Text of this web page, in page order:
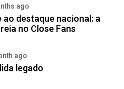
ago
ao destaque nacional: a
no Close Fans
ago
legado